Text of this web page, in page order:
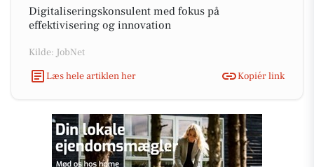
Digitaliseringskonsulent med fokus på
effektivisering og innovation
Kilde: JobNet
Læs hele artiklen her
Kopiér link